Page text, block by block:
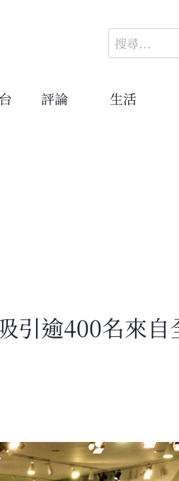
搜
尋
鍵
評論 生活
引逾400名來